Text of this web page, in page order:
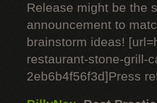
Release might be the
announcement to
brainstorm ideas!
restaurant-stone-grill-
2eb6b4f56f3d]Press